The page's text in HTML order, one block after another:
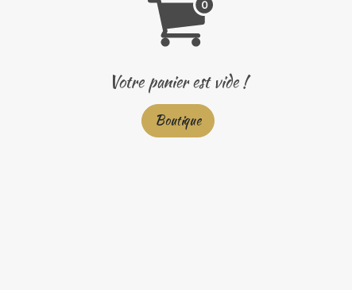
Votre panier est vide !
Boutique